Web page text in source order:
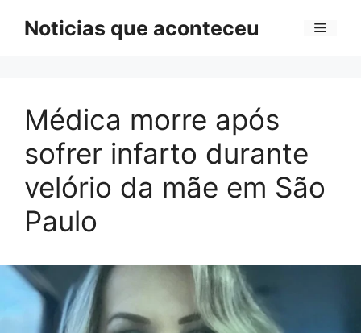
Noticias que aconteceu Menu
Médica morre após
sofrer infarto durante
velório da mãe em São
Paulo